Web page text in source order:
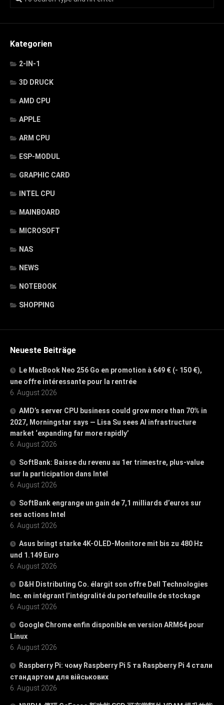
Kategorien
2-IN-1
3D DRUCK
AMD CPU
APPLE
ARM CPU
ESP-MODUL
GRAPHIC CARD
INTEL CPU
MAINBOARD
MICROSOFT
NAS
NEWS
NOTEBOOK
SHOPPING
Neueste Beiträge
Le MacBook Neo 256 Go en promotion à 649 € (- 150 €),
une offre intéressante pour la rentrée
6. August 2026
AMD’s server CPU business could grow more than 70% in
2027, Morningstar says — Lisa Su sees AI infrastructure
market ‘expanding far more rapidly’
6. August 2026
SoftBank: Baisse du revenu au 1er trimestre, plus-value
sur la participation dans Intel
6. August 2026
SoftBank engrange un gain de 7,1 milliards d’euros sur
ses actions Intel
6. August 2026
Asus bringt starke 4K-OLED-Monitore mit bis zu 480 Hz
und 1.149 Euro
6. August 2026
D&H Distributing Co. élargit son offre Dell Technologies
Inc. en intégrant l’intégralité du portefeuille de stockage
6. August 2026
Google Chrome enfin disponible en version ARM64 pour
Linux
6. August 2026
Raspberry Pi: чому Raspberry Pi 5 та Raspberry Pi 4 стали
стандартом для військових
6. August 2026